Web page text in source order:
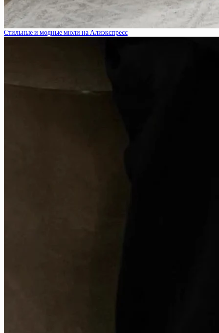
Стильные и модные мюли на Алиэкспресс